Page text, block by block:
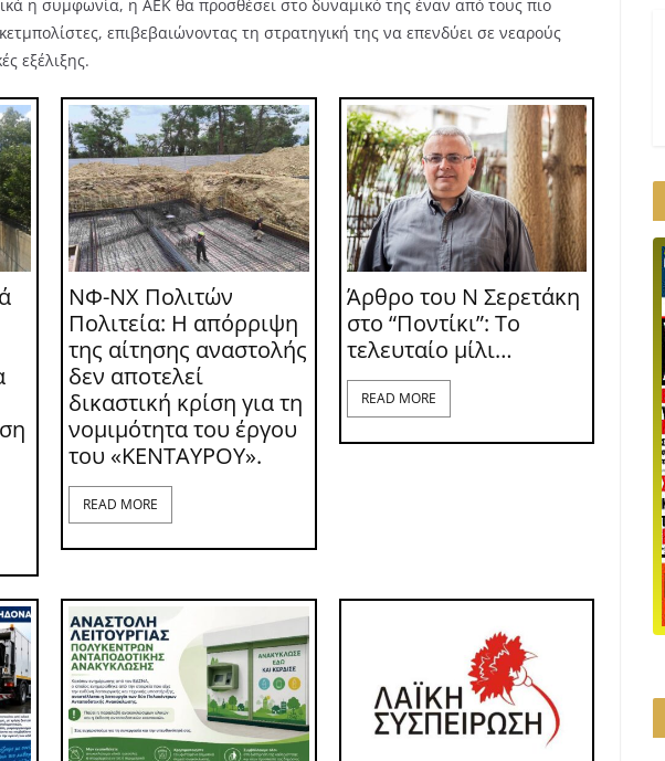
η συμφωνία, η ΑΕΚ θα προσθέσει στο δυναμικό της έναν από τους πιο
επιβεβαιώνοντας τη στρατηγική της να επενδύει σε νεαρούς
εξέλιξης.
ΝΦ-ΝΧ Πολιτών
Πολιτεία: Η απόρριψη
της αίτησης αναστολής
δεν αποτελεί
δικαστική κρίση για τη
νομιμότητα του έργου
του «ΚΕΝΤΑΥΡΟΥ».
READ MORE
Άρθρο του Ν Σερετάκη
στο “Ποντίκι”: Το
τελευταίο μίλι…
READ MORE